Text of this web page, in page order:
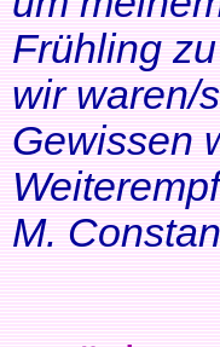
Frühling
wir waren/
Gewissen
M.